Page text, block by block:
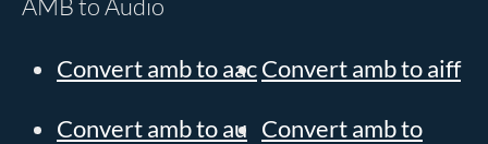
AMB to Audio
Convert amb to aacConvert amb to aiff
Convert amb to au Convert amb to